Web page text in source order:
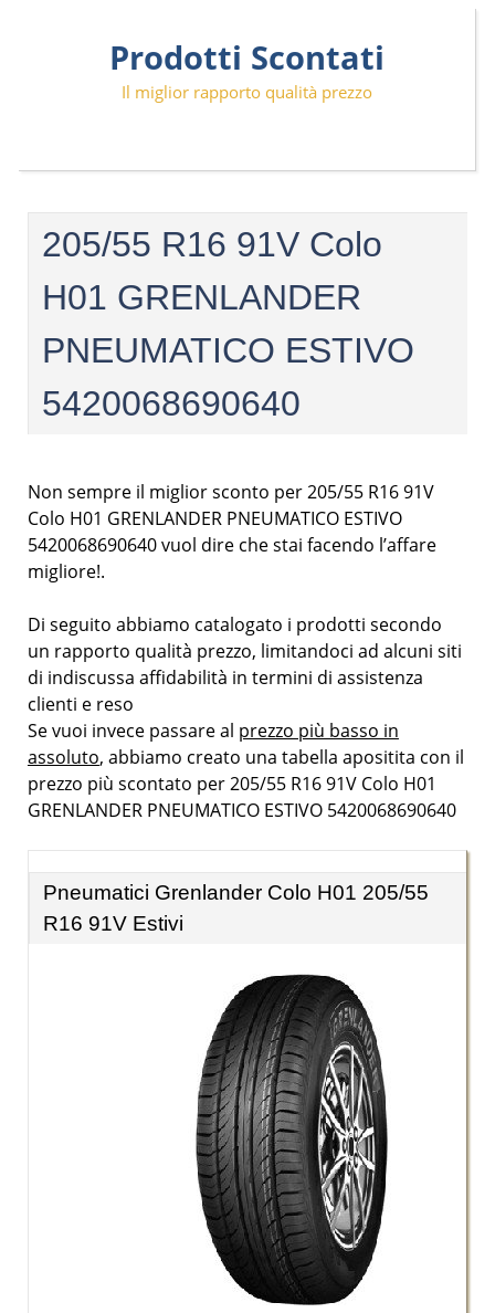
Prodotti Scontati
Il miglior rapporto qualità prezzo
205/55 R16 91V Colo
H01 GRENLANDER
PNEUMATICO ESTIVO
5420068690640
Non sempre il miglior sconto per 205/55 R16 91V
Colo H01 GRENLANDER PNEUMATICO ESTIVO
5420068690640 vuol dire che stai facendo l’affare
migliore!.
Di seguito abbiamo catalogato i prodotti secondo
un rapporto qualità prezzo, limitandoci ad alcuni siti
di indiscussa affidabilità in termini di assistenza
clienti e reso
Se vuoi invece passare al prezzo più basso in
assoluto, abbiamo creato una tabella apositita con il
prezzo più scontato per 205/55 R16 91V Colo H01
GRENLANDER PNEUMATICO ESTIVO 5420068690640
Pneumatici Grenlander Colo H01 205/55
R16 91V Estivi